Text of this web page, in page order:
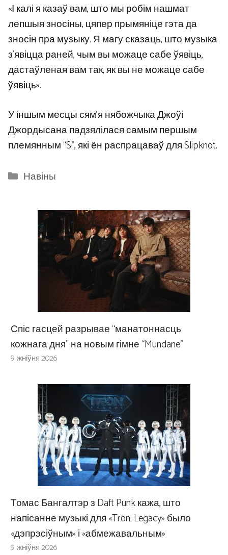
«І калі я казаў вам, што мы робім нашмат
лепшыя зносіны, цяпер прымяніце гэта да
зносін пра музыку. Я магу сказаць, што музыка
з’явіцца раней, чым вы можаце сабе ўявіць,
дастаўленая вам так, як вы не можаце сабе
ўявіць».
У іншым месцы сям’я нябожчыка Джоўі
Джордысана падзялілася самым першым
племянным “S”, які ён распрацаваў для Slipknot.
Categories
Навіны
Спіс гасцей разрывае “манатоннасць
кожнага дня” на новым гімне “Mundane”
9 жніўня 2026
Томас Бангалтэр з Daft Punk кажа, што
напісанне музыкі для «Tron: Legacy» было
«дэпрэсіўным» і «абмежавальным»
9 жніўня 2026